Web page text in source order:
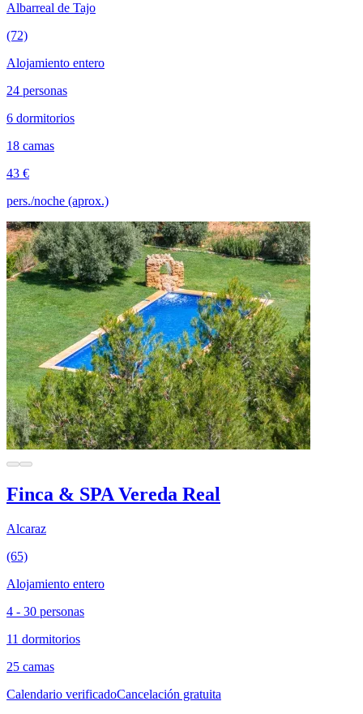
Albarreal de Tajo
(72)
Alojamiento entero
24 personas
6 dormitorios
18 camas
43 €
pers./noche (aprox.)
Finca & SPA Vereda Real
Alcaraz
(65)
Alojamiento entero
4 - 30 personas
11 dormitorios
25 camas
Calendario verificadoCancelación gratuita